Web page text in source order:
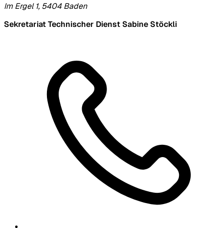
Im Ergel 1, 5404 Baden
Sekretariat Technischer Dienst Sabine Stöckli